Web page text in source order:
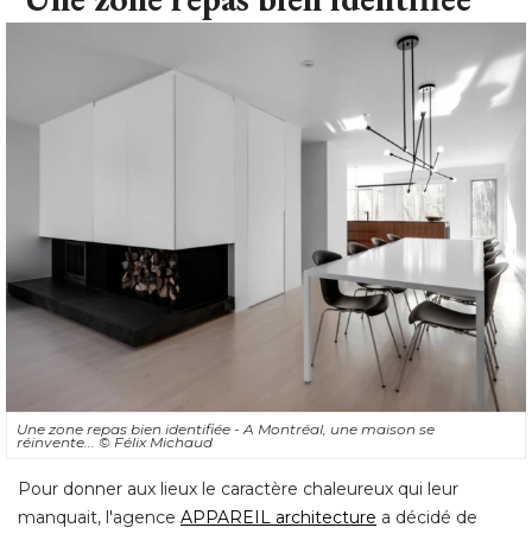
Une zone repas bien identifiée - A Montréal, une maison se
réinvente... © Félix Michaud
Pour donner aux lieux le caractère chaleureux qui leur
manquait, l'agence APPAREIL architecture a décidé de